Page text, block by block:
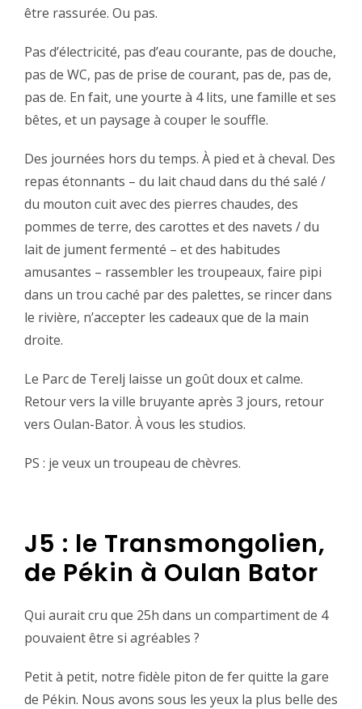
être rassurée. Ou pas.‬
‪Pas d’électricité, pas d’eau courante, pas de douche,
pas de WC, pas de prise de courant, pas de, pas de,
pas de. En fait, une yourte à 4 lits, une famille et ses
bêtes, et un paysage à couper le souffle.‬
‪Des journées hors du temps. À pied et à cheval. Des
repas étonnants – du lait chaud dans du thé salé /
du mouton cuit avec des pierres chaudes, des
pommes de terre, des carottes et des navets / du
lait de jument fermenté – et des habitudes
amusantes – rassembler les troupeaux, faire pipi
dans un trou caché par des palettes, se rincer dans
le rivière, n’accepter les cadeaux que de la main
droite.‬
‪Le Parc de Terelj laisse un goût doux et calme.
Retour vers la ville bruyante après 3 jours, retour
vers Oulan-Bator. À vous les studios.‬
PS : je veux un troupeau de chèvres.
J5 : le Transmongolien,
de Pékin à Oulan Bator‬
‪Qui aurait cru que 25h dans un compartiment de 4
pouvaient être si agréables ?‬
‪Petit à petit, notre fidèle piton de fer quitte la gare
de Pékin. Nous avons sous les yeux la plus belle des